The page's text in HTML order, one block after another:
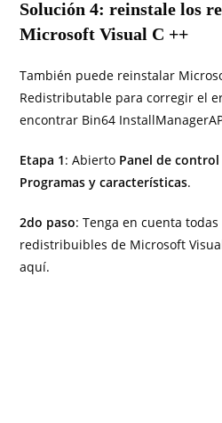
Solución 4: reinstale los
Microsoft Visual C ++
También puede reinstalar
Redistributable para corregir el
encontrar Bin64
Etapa 1: Abierto Panel de control
Programas y características.
2do paso: Tenga en cuenta
redistribuibles de Microsoft
aquí.